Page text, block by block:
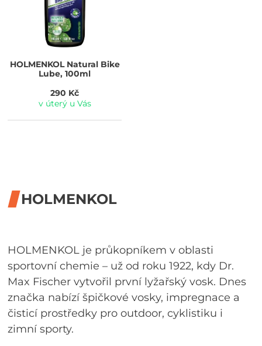
HOLMENKOLNatural Bike
Lube, 100ml
290 Kč
v úterý u Vás
HOLMENKOL
HOLMENKOL je průkopníkem v oblasti
sportovní chemie – už od roku 1922, kdy Dr.
Max Fischer vytvořil první lyžařský vosk. Dnes
značka nabízí špičkové vosky, impregnace a
čisticí prostředky pro outdoor, cyklistiku i
zimní sporty.